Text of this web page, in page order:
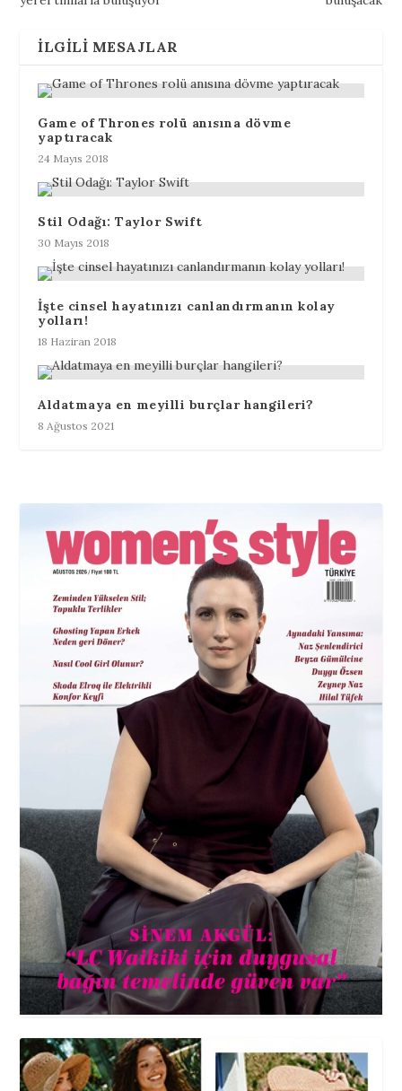
İLGILI MESAJLAR
Game of Thrones rolü anısına dövme
yaptıracak
24 Mayıs 2018
Stil Odağı: Taylor Swift
30 Mayıs 2018
İşte cinsel hayatınızı canlandırmanın kolay
yolları!
18 Haziran 2018
Aldatmaya en meyilli burçlar hangileri?
8 Ağustos 2021